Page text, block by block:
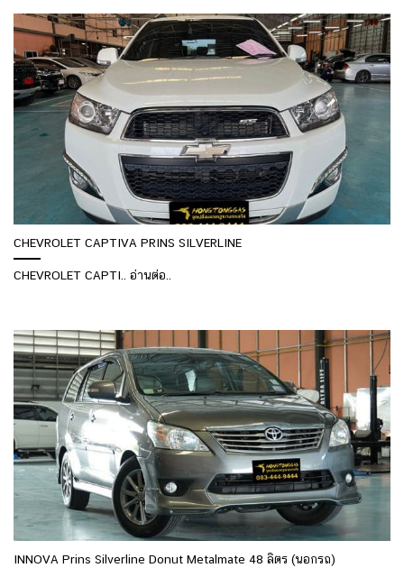
CHEVROLET CAPTIVA PRINS SILVERLINE
CHEVROLET CAPTI.. อ่านต่อ..
INNOVA Prins Silverline Donut Metalmate 48 ลิตร (นอกรถ)